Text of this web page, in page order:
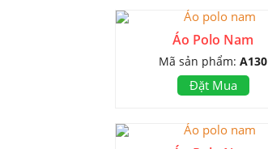
Áo Polo Nam
Mã sản phẩm:A130
Đặt Mua